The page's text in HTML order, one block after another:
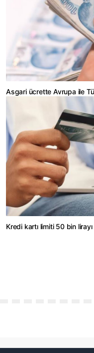
Asgari ücrette Avrupa ile
Kredi kartı limiti 50 bin